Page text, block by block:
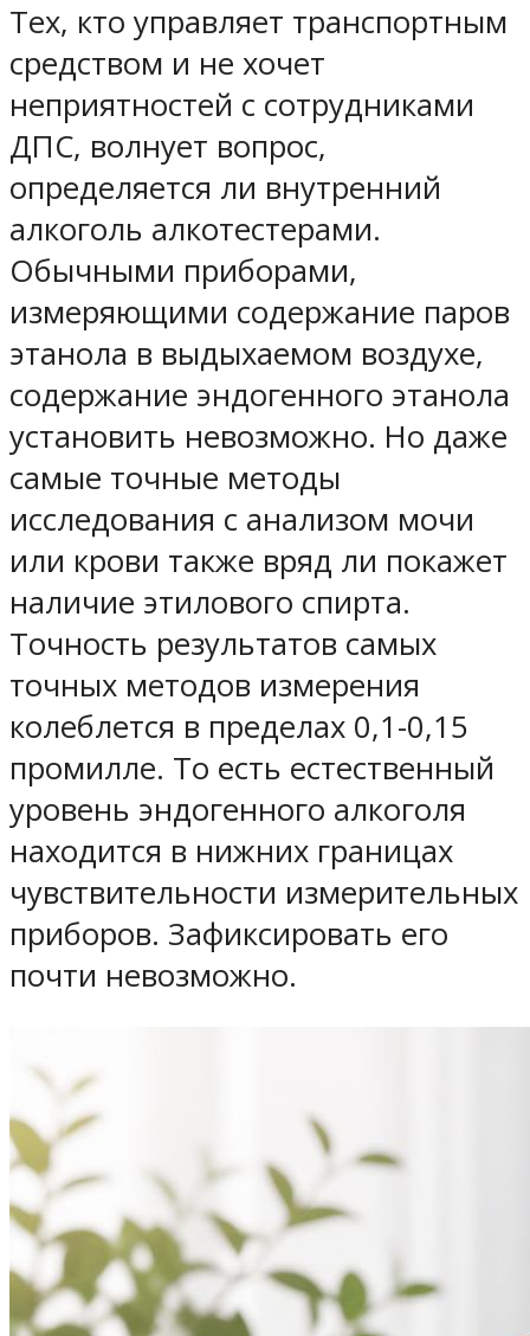
Тех, кто управляет транспортным
средством и не хочет
неприятностей с сотрудниками
ДПС, волнует вопрос,
определяется ли внутренний
алкоголь алкотестерами.
Обычными приборами,
измеряющими содержание паров
этанола в выдыхаемом воздухе,
содержание эндогенного этанола
установить невозможно. Но даже
самые точные методы
исследования с анализом мочи
или крови также вряд ли покажет
наличие этилового спирта.
Точность результатов самых
точных методов измерения
колеблется в пределах 0,1-0,15
промилле. То есть естественный
уровень эндогенного алкоголя
находится в нижних границах
чувствительности измерительных
приборов. Зафиксировать его
почти невозможно.